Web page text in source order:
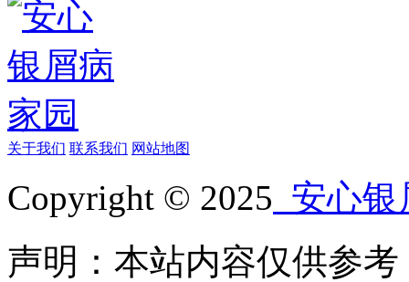
关于我们 联系我们 网站地图
Copyright © 2025 安心银
声明：本站内容仅供参